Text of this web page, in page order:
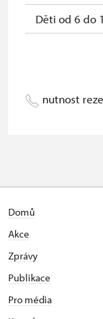
Děti od 6 do
Pedagogický
NPÚ (držitel a
nutnost
Domů
Akce
Zprávy
Publikace
Pro média